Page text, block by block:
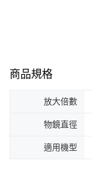
商品規格
放大倍數
物鏡直徑
適用機型